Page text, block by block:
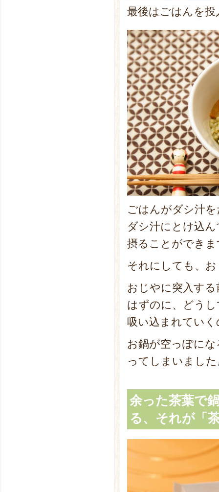
最後はごはんを
ごはんがダシ汁
ダシ汁にとけ込
摂ることができま
それにしても、
おじやに突入す
はずのに、どう
吸い込まれてい
お鍋が空っぽに
ってしまいまし
余った茶葉で
る、それが「